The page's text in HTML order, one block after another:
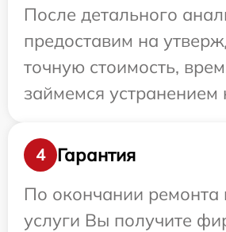
После детального
предоставим на
точную стоимость,
займемся устранением
4
Гарантия
По окончании ремонта
услуги Вы получите